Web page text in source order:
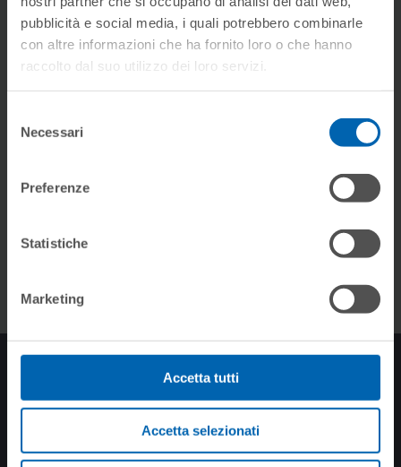
pubblicità e social media, i quali potrebbero combinarle
con altre informazioni che ha fornito loro o che hanno
raccolto dal suo utilizzo dei loro servizi.
delNecessari
Preferenze
Statistiche
Marketing
Accetta tutti
Accetta selezionati
Anleitungen
Bilder
NEWSLETTER ANMELDEN
Bleiben Sie auf dem
Neusten Stand